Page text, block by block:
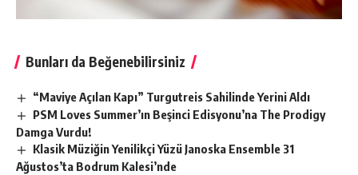
Bunları da Beğenebilirsiniz
“Maviye Açılan Kapı” Turgutreis Sahilinde Yerini Aldı
PSM Loves Summer’ın Beşinci Edisyonu’na The Prodigy
Damga Vurdu!
Klasik Müziğin Yenilikçi Yüzü Janoska Ensemble 31
Ağustos’ta Bodrum Kalesi’nde